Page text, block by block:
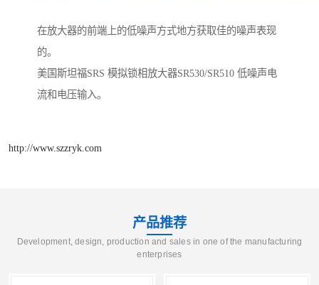
在放大器的前端上的低噪声方式地方获取佳的噪声表现
的。
美国斯坦福SRS 模拟锁相放大器SR530/SR510 低噪声电
流和电压输入。
http://www.szzryk.com
产品推荐
Development, design, production and sales in one of the manufacturing
enterprises